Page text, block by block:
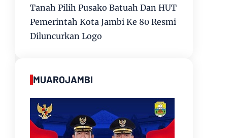
Tanah Pilih Pusako Batuah Dan HUT
Pemerintah Kota Jambi Ke 80 Resmi
Diluncurkan Logo
MUAROJAMBI